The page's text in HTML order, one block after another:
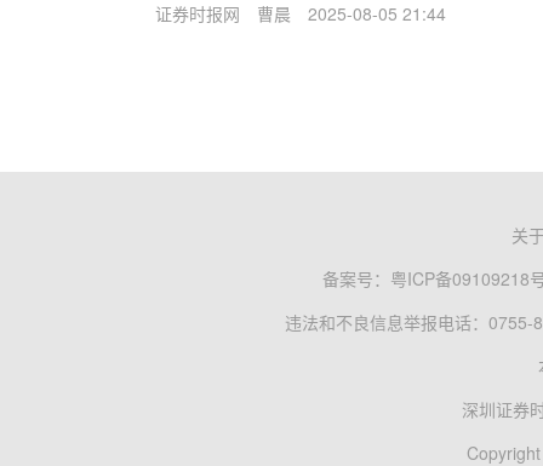
证券时报网 曹晨 2025-08-05 21:44
关
备案号： 粤ICP备09109218
违法和不良信息举报电话：0755-
深圳证券